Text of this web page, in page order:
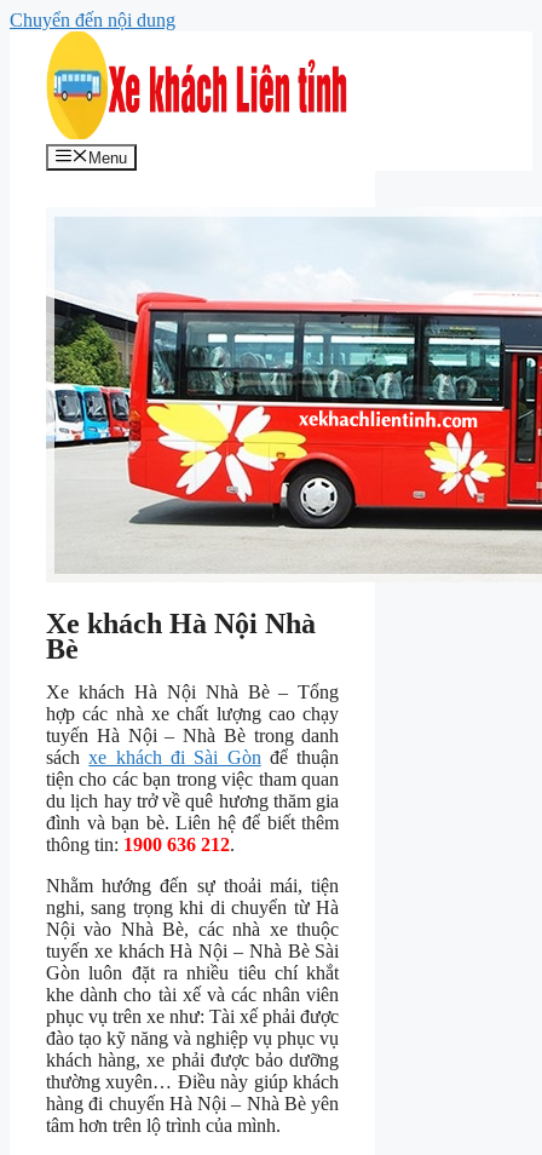
Chuyển đến nội dung
Menu
Xe khách Hà Nội Nhà
Bè
Xe khách Hà Nội Nhà Bè – Tổng
hợp các nhà xe chất lượng cao chạy
tuyến Hà Nội – Nhà Bè trong danh
sáchxe khách đi Sài Gòn để thuận
tiện cho các bạn trong việc tham quan
du lịch hay trở về quê hương thăm gia
đình và bạn bè. Liên hệ để biết thêm
thông tin: 1900 636 212.
Nhằm hướng đến sự thoải mái, tiện
nghi, sang trọng khi di chuyển từ Hà
Nội vào Nhà Bè, các nhà xe thuộc
tuyến xe khách Hà Nội – Nhà Bè Sài
Gòn luôn đặt ra nhiều tiêu chí khắt
khe dành cho tài xế và các nhân viên
phục vụ trên xe như: Tài xế phải được
đào tạo kỹ năng và nghiệp vụ phục vụ
khách hàng, xe phải được bảo dưỡng
thường xuyên… Điều này giúp khách
hàng đi chuyến Hà Nội – Nhà Bè yên
tâm hơn trên lộ trình của mình.